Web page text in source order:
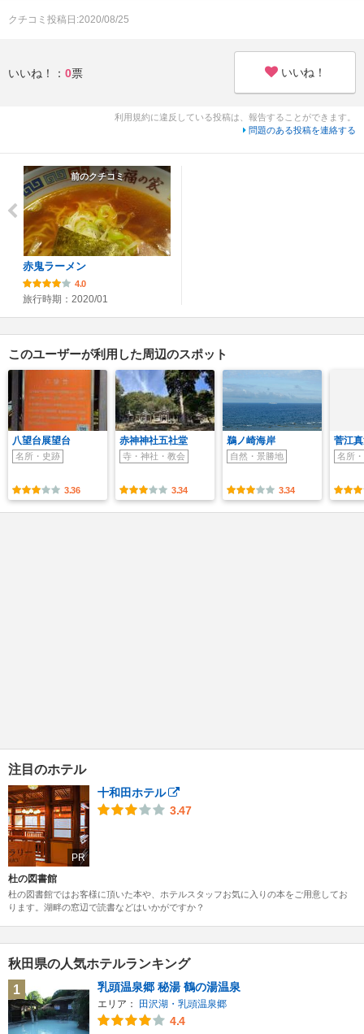
クチコミ投稿日:2020/08/25
いいね！： 0票 いいね！
利用規約に違反している投稿は、報告することができます。
問題のある投稿を連絡する
前のクチコミ
赤鬼ラーメン
4.0
旅行時期：2020/01
このユーザーが利用した周辺のスポット
八望台展望台
名所・史跡
3.36
赤神神社五社堂
寺・神社・教会
3.34
鵜ノ崎海岸
自然・景勝地
3.34
菅江
名所
注目のホテル
PR
十和田ホテル
3.47
杜の図書館
杜の図書館ではお客様に頂いた本や、ホテルスタッフお気に入りの本をご用意してお
ります。湖畔の窓辺で読書などはいかがですか？
秋田県の人気ホテルランキング
1
乳頭温泉郷 秘湯 鶴の湯温泉
エリア： 田沢湖・乳頭温泉郷
4.4